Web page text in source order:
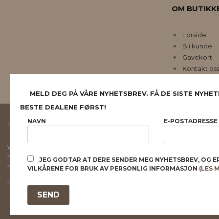
OM
Forside
Bli kunde
Gavekort
Kontakt oss
FRAKT KJØPSBETINGELSER SIKKERHET OG PERSONVERN
Vår nettbutikk bruker cookies slik at du får en bedre kjøpsopplevelse og vi kan
hovedsaklig til å lagre innloggingsdetaljer og huske hva du har puttet i
normalt om du godtar dette.Les merellerendre innstillinger for cookies.
Powered by
MELD DEG PÅ VÅRE NYHETSBREV. FÅ DE SISTE
BESTE DEALENE FØRST!
NAVN E-POSTADRESSE
JEG GODTAR AT DERE SENDER MEG NYHETSBREV, OG
VILKÅRENE FOR BRUK AV PERSONLIG INFORMASJON (LES